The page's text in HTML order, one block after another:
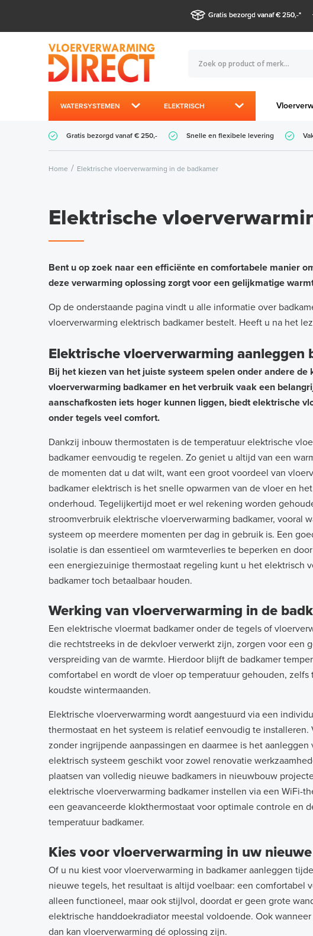
Gratis bezorgd vanaf € 250,-*
WATERSYSTEMEN ELEKTRISCH
Gratis bezorgd vanaf € 250,- Snelle en flexibele levering
Home Elektrische vloerverwarming in de badkamer
Elektrische
Bent u op zoek naar een efficiënte en comfortabele manier
deze verwarming oplossing zorgt voor een gelijkmatige
Op de onderstaande pagina vindt u alle informatie over
vloerverwarming elektrisch badkamer bestelt. Heeft u na het
Elektrische vloerverwarming aanleggen
Bij het kiezen van het juiste systeem spelen onder andere de
vloerverwarming badkamer en het verbruik vaak een
aanschafkosten iets hoger kunnen liggen, biedt elektrische
onder tegels veel comfort.
Dankzij inbouw thermostaten is de temperatuur elektrische
badkamer eenvoudig te regelen. Zo geniet u altijd van een
de momenten dat u dat wilt, want een groot voordeel van
badkamer elektrisch is het snelle opwarmen van de vloer en
onderhoud. Tegelijkertijd moet er wel rekening worden
stroomverbruik elektrische vloerverwarming badkamer, vooral
systeem op meerdere momenten per dag in gebruik is. Een
isolatie is dan essentieel om warmteverlies te beperken en
een energiezuinige thermostaat regeling kunt u het elektrisch
badkamer toch betaalbaar houden.
Werking van vloerverwarming in de
Een elektrische vloermat badkamer onder de tegels of
die rechtstreeks in de dekvloer verwerkt zijn, zorgen voor een
verspreiding van de warmte. Hierdoor blijft de badkamer
comfortabel en wordt de vloer op temperatuur gehouden, zelfs
koudste wintermaanden.
Elektrische vloerverwarming wordt aangestuurd via een
thermostaat en het systeem is relatief eenvoudig te installeren.
zonder ingrijpende aanpassingen en daarmee is het aanleggen
elektrisch systeem geschikt voor zowel renovatie
plaatsen van volledig nieuwe badkamers in nieuwbouw
elektrische vloerverwarming badkamer instellen via een WiFi-
een geavanceerde klokthermostaat voor optimale controle en
temperatuur badkamer.
Kies voor vloerverwarming in uw
Of u nu kiest voor vloerverwarming in badkamer aanleggen
nieuwe tegels, het resultaat is altijd voelbaar: een comfortabel
alleen functioneel, maar ook stijlvol, doordat er geen grote
elektrische handdoekradiator meestal voldoende. Ook
dan kan vloerverwarming dé oplossing zijn.